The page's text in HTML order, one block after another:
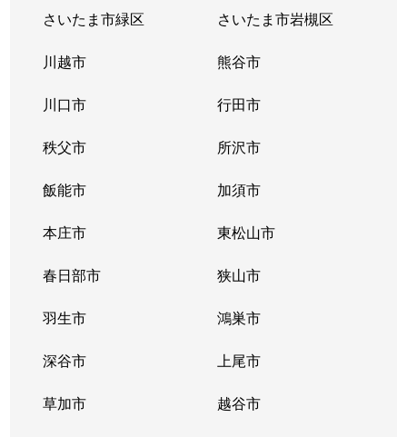
さいたま市緑区 さいたま市岩槻区
川越市 熊谷市
川口市 行田市
秩父市 所沢市
飯能市 加須市
本庄市 東松山市
春日部市 狭山市
羽生市 鴻巣市
深谷市 上尾市
草加市 越谷市